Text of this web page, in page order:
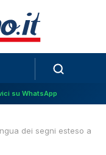
su WhatsApp
dei segni esteso a